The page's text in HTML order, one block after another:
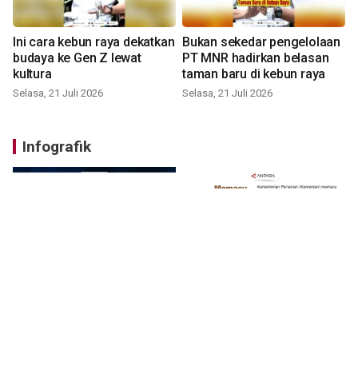
Ini cara kebun raya dekatkan
budaya ke Gen Z lewat
kultura
Selasa, 21 Juli 2026
Bukan sekedar pengelolaan
PT MNR hadirkan belasan
taman baru di kebun raya
Selasa, 21 Juli 2026
Infografik